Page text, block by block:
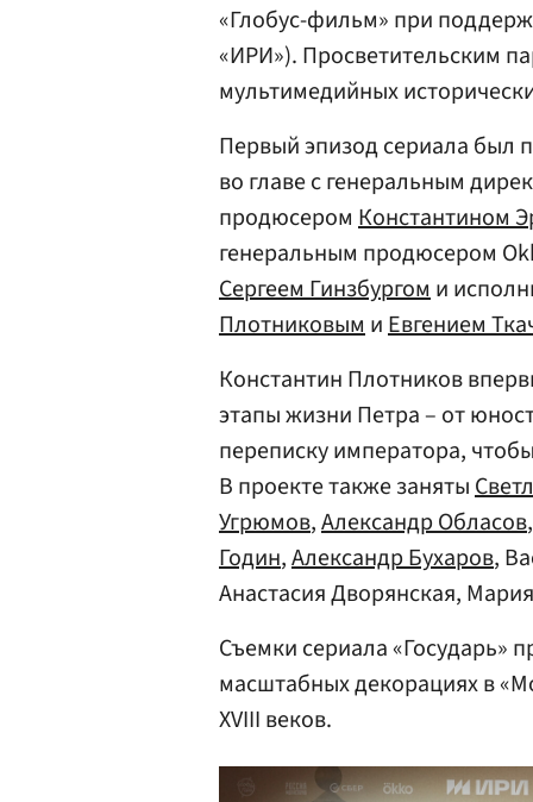
«Глобус-фильм» при
«ИРИ»). Просветительским
мультимедийных
Первый эпизод сериала был
во главе с генеральным
продюсером Константином
генеральным продюсером
Сергеем Гинзбургоми
ПлотниковымиЕвгением
Константин Плотников
этапы жизни Петра – от
переписку императора,
В проекте также заняты
Угрюмов,Александр Обласов
Годин,Александр Бухаров,
Анастасия Дворянская,
Съемки сериала «Государь»
масштабных декорациях в
XVIII веков.